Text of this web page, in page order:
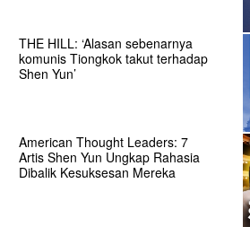
THE HILL: ‘Alasan sebenarnya
komunis Tiongkok takut terhadap
Shen Yun’
American Thought Leaders: 7
Artis Shen Yun Ungkap Rahasia
Dibalik Kesuksesan Mereka